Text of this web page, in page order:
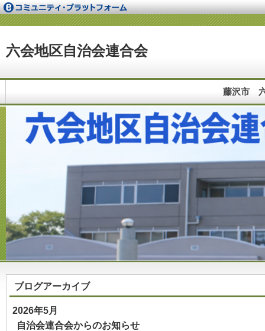
六会地区自治会連合会
藤沢市
ブログアーカイブ
2026年5月
自治会連合会からのお知らせ